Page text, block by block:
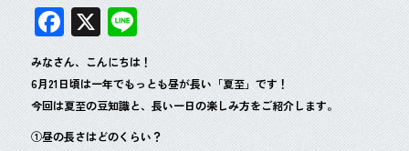
F
ac
e
b
o
X Li
n
e
みなさん、こんにちは！
6月21日頃は一年でもっとも昼が長い「夏至」です！
今回は夏至の豆知識と、長い一日の楽しみ方をご紹介します。
①昼の長さはどのくらい？